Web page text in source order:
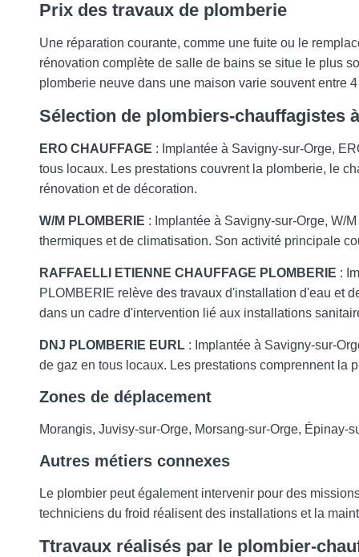
Prix des travaux de plomberie
Une réparation courante, comme une fuite ou le
rénovation complète de salle de bains se situe le plus
plomberie neuve dans une maison varie souvent entre
Sélection de plombiers-chauffagistes
ERO CHAUFFAGE : Implantée à Savigny-sur-Orge,
tous locaux. Les prestations couvrent la plomberie, le
rénovation et de décoration.
W/M PLOMBERIE : Implantée à Savigny-sur-Orge, W/
thermiques et de climatisation. Son activité principale
RAFFAELLI ETIENNE CHAUFFAGE PLOMBERIE :
PLOMBERIE relève des travaux d'installation d'eau et
dans un cadre d'intervention lié aux installations
DNJ PLOMBERIE EURL : Implantée à Savigny-sur-
de gaz en tous locaux. Les prestations comprennent la
Zones de déplacement
Morangis, Juvisy-sur-Orge, Morsang-sur-Orge, Épinay-
Autres métiers connexes
Le plombier peut également intervenir pour des
techniciens du froid réalisent des installations et la
Ttravaux réalisés par le plombier-